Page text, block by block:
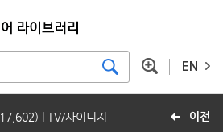
EN
이전
17,602) | TV/사이니지